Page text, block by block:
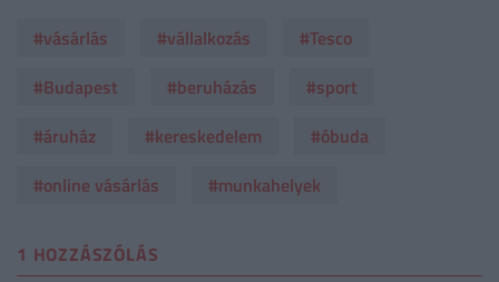
#vásárlás
#vállalkozás
#Tesco
#Budapest
#beruházás
#sport
#áruház
#kereskedelem
#óbuda
#online vásárlás
#munkahelyek
1 HOZZÁSZÓLÁS